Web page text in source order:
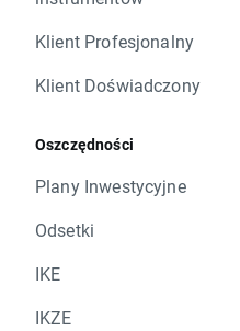
Klient Profesjonalny
Klient Doświadczony
Oszczędności
Plany Inwestycyjne
Odsetki
IKE
IKZE